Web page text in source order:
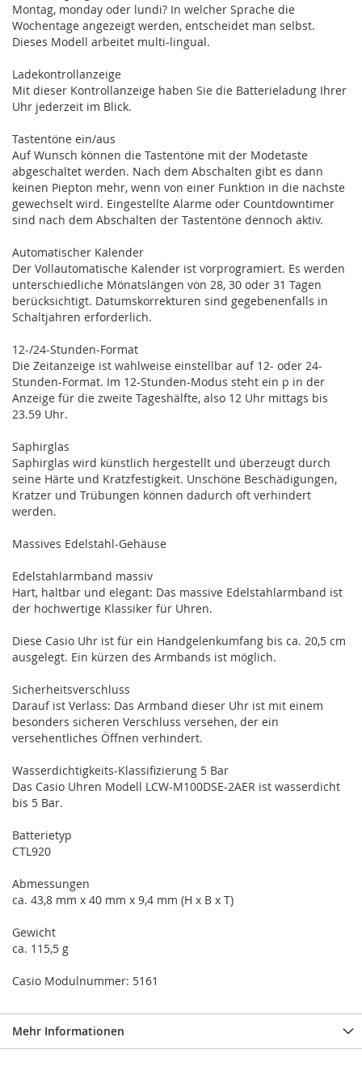
Montag, monday oder lundi? In welcher Sprache die
Wochentage angezeigt werden, entscheidet man selbst.
Dieses Modell arbeitet multi-lingual.
Ladekontrollanzeige
Mit dieser Kontrollanzeige haben Sie die Batterieladung Ihrer
Uhr jederzeit im Blick.
Tastentöne ein/aus
Auf Wunsch können die Tastentöne mit der Modetaste
abgeschaltet werden. Nach dem Abschalten gibt es dann
keinen Piepton mehr, wenn von einer Funktion in die nächste
gewechselt wird. Eingestellte Alarme oder Countdowntimer
sind nach dem Abschalten der Tastentöne dennoch aktiv.
Automatischer Kalender
Der Vollautomatische Kalender ist vorprogramiert. Es werden
unterschiedliche Mönatslängen von 28, 30 oder 31 Tagen
berücksichtigt. Datumskorrekturen sind gegebenenfalls in
Schaltjahren erforderlich.
12-/24-Stunden-Format
Die Zeitanzeige ist wahlweise einstellbar auf 12- oder 24-
Stunden-Format. Im 12-Stunden-Modus steht ein p in der
Anzeige für die zweite Tageshälfte, also 12 Uhr mittags bis
23.59 Uhr.
Saphirglas
Saphirglas wird künstlich hergestellt und überzeugt durch
seine Härte und Kratzfestigkeit. Unschöne Beschädigungen,
Kratzer und Trübungen können dadurch oft verhindert
werden.
Massives Edelstahl-Gehäuse
Edelstahlarmband massiv
Hart, haltbar und elegant: Das massive Edelstahlarmband ist
der hochwertige Klassiker für Uhren.
Diese Casio Uhr ist für ein Handgelenkumfang bis ca. 20,5 cm
ausgelegt. Ein kürzen des Armbands ist möglich.
Sicherheitsverschluss
Darauf ist Verlass: Das Armband dieser Uhr ist mit einem
besonders sicheren Verschluss versehen, der ein
versehentliches Öffnen verhindert.
Wasserdichtigkeits-Klassifizierung 5 Bar
Das Casio Uhren Modell LCW-M100DSE-2AER ist wasserdicht
bis 5 Bar.
Batterietyp
CTL920
Abmessungen
ca. 43,8 mm x 40 mm x 9,4 mm (H x B x T)
Gewicht
ca. 115,5 g
Casio Modulnummer: 5161
Mehr Informationen